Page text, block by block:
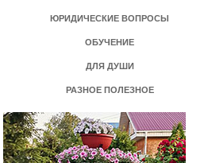
ЮРИДИЧЕСКИЕ ВОПРОСЫ
ОБУЧЕНИЕ
ДЛЯ ДУШИ
РАЗНОЕ ПОЛЕЗНОЕ